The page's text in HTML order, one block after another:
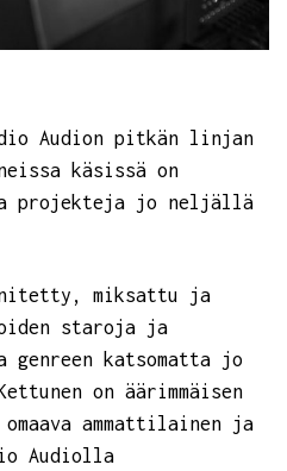
Audion pitkän linjan
käsissä on
projekteja jo neljällä
miksattu ja
staroja ja
katsomatta jo
on äärimmäisen
ammattilainen ja
Audiolla